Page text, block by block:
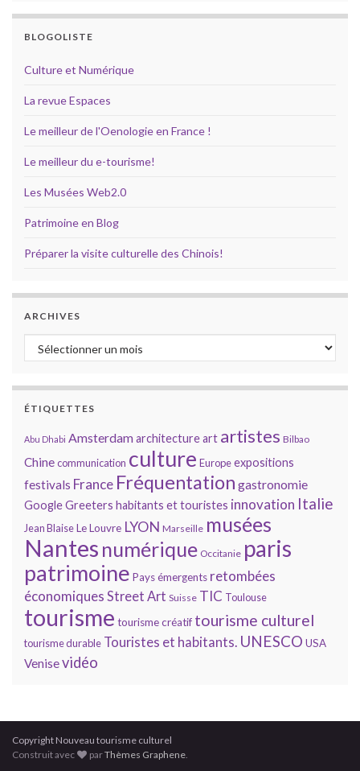
BLOGOLISTE
Culture et Numérique
La revue Espaces
Le meilleur de l'Oenologie en France !
Le meilleur du e-tourisme!
Les Musées Web2.0
Patrimoine en Blog
Préparer la visite culturelle des Chinois!
ARCHIVES
Archives
ÉTIQUETTES
Abu Dhabi Amsterdamarchitectureart artistes Bilbao
Chinecommunication culture Europeexpositions
festivals France Fréquentation gastronomie
GoogleGreeters habitants et touristes innovation Italie
Jean BlaiseLe Louvre LYON Marseille musées
Nantes numérique Occitanie paris
patrimoine Pays émergents retombées
économiques Street Art Suisse TIC Toulouse
tourisme tourisme créatif tourisme culturel
tourisme durable Touristes et habitants. UNESCO USA
Venisevidéo
Copyright Nouveau tourisme culturel
Construit avec
parThèmes Graphene.